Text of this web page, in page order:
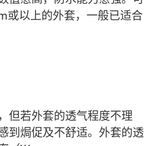
或以上的外套，一般已适合
但若外套的透气程度不理
到焗促及不舒适。外套的透